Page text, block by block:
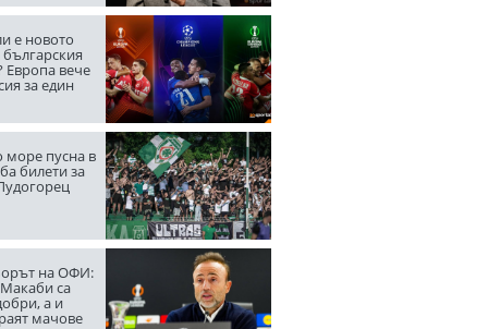
е новото
Европа вече
за един
море пусна в
билети за
на ОФИ:
са
а и
мачове